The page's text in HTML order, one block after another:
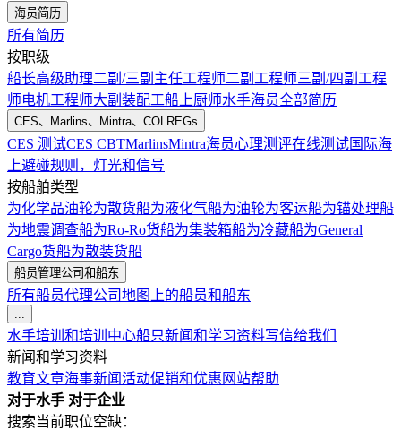
海员简历
所有简历
按职级
船长高级助理二副/三副 主任工程师二副工程师三副/四副工程
师电机工程师大副 装配工船上厨师水手海员全部简历
CES、Marlins、Mintra、COLREGs
CES 测试CES CBTMarlinsMintra海员心理测评在线测试国际海
上避碰规则，灯光和信号
按船舶类型
为化学品油轮为散货船为液化气船为油轮为客运船为锚处理船
为地震调查船为Ro-Ro货船为集装箱船为冷藏船为General
Cargo货船为散装货船
船员管理公司和船东
所有船员代理公司地图上的船员和船东
...
水手培训和培训中心船只新闻和学习资料写信给我们
新闻和学习资料
教育文章海事新闻活动促销和优惠 网站帮助
对于水手 对于企业
搜索当前职位空缺：